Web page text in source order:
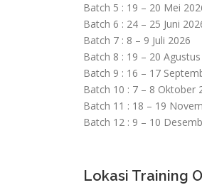
Batch 5 : 19 – 20 Mei
Batch 6 : 24 – 25 Juni
Batch 7 : 8 – 9 Juli 2026
Batch 8 : 19 – 20
Batch 9 : 16 – 17
Batch 10 : 7 – 8 Oktober
Batch 11 : 18 – 19
Batch 12 : 9 – 10
Lokasi Training